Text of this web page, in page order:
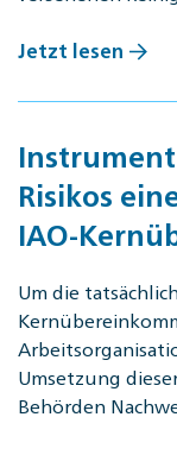
Jetzt lesen
Risikos
IAO-
Um die
Umsetzung
Behörden